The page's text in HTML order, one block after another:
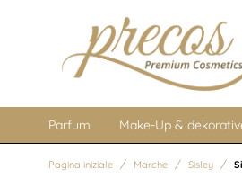
Parfum Make-Up &
Pagina iniziale Marche Sisley